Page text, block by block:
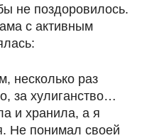
не поздоровилось.
с активным
несколько раз
за хулиганство…
и хранила, а я
Не понимал своей